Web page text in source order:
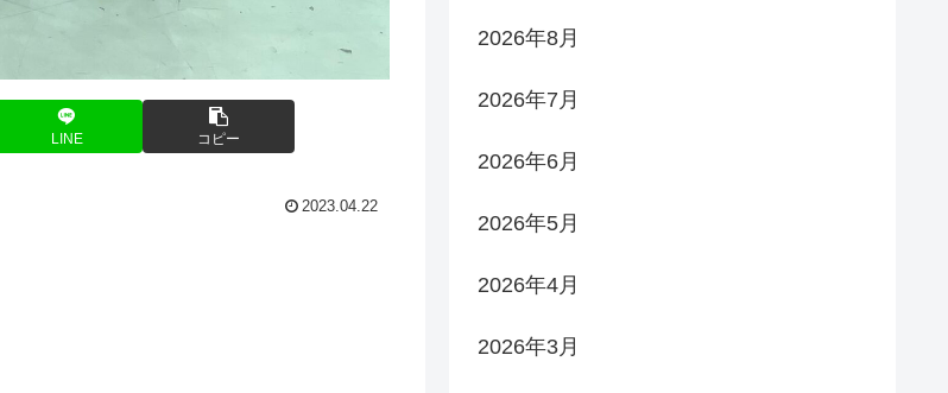
LINE コピー
2023.04.22
2026年8月
2026年7月
2026年6月
2026年5月
2026年4月
2026年3月